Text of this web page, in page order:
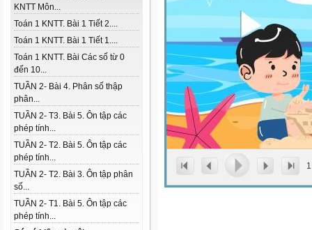
KNTT Môn...
Toán 1 KNTT. Bài 1 Tiết 2....
Toán 1 KNTT. Bài 1 Tiết 1....
Toán 1 KNTT. Bài Các số từ 0
đến 10...
TUẦN 2- Bài 4. Phân số thập
phân...
TUẦN 2- T3. Bài 5. Ôn tập các
phép tính...
TUẦN 2- T2. Bài 5. Ôn tập các
phép tính...
TUẦN 2- T2. Bài 3. Ôn tập phân
số...
TUẦN 2- T1. Bài 5. Ôn tập các
phép tính...
1